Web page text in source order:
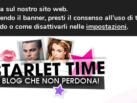
sul nostro sito web.
il banner, presti il consenso all’uso
o come disattivarli nelleimpostazioni.